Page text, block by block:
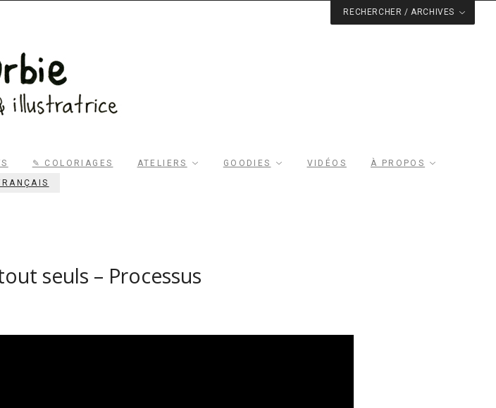
RECHERCHER / ARCHIVES
✎ COLORIAGES ATELIERS GOODIES VIDÉOS
À PROPOS
seuls – Processus